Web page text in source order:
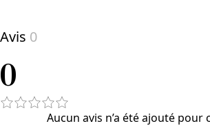
Avis 0
0
Aucun avis n’a été ajouté pour